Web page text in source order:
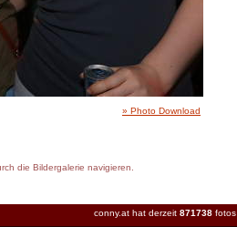
» Photo Download
die Bildergalerie navigieren.
conny.at hat derzeit 871738 fotos